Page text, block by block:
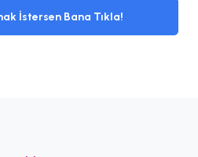
İstersen Bana Tıkla!